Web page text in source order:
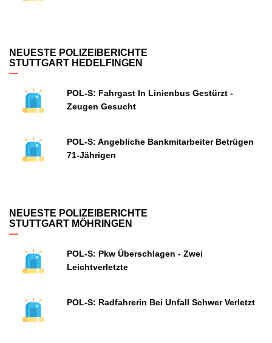
NEUESTE POLIZEIBERICHTE
STUTTGART HEDELFINGEN
POL-S: Fahrgast In Linienbus Gestürzt -
Zeugen Gesucht
POL-S: Angebliche Bankmitarbeiter Betrügen
71-Jährigen
NEUESTE POLIZEIBERICHTE
STUTTGART MÖHRINGEN
POL-S: Pkw Überschlagen - Zwei
Leichtverletzte
POL-S: Radfahrerin Bei Unfall Schwer Verletzt